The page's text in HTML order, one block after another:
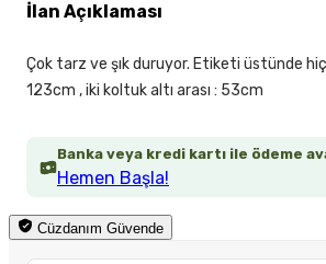
Banka veya kredi kartı ile ödeme
Hemen Başla!
Cüzdanım Güvende
İlan Açıklaması
Çok tarz ve şık duruyor. Etiketi üstünde hiç
123cm , iki koltuk altı arası : 53cm